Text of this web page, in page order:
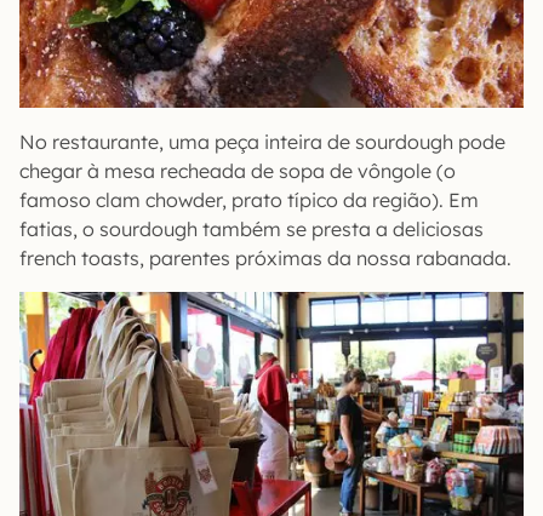
No restaurante, uma peça inteira de sourdough pode
chegar à mesa recheada de sopa de vôngole (o
famoso clam chowder, prato típico da região). Em
fatias, o sourdough também se presta a deliciosas
french toasts, parentes próximas da nossa rabanada.